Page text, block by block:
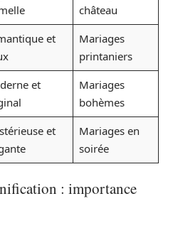
château
et
Mariages
printaniers
et
Mariages
bohèmes
et
Mariages en
soirée
: importance